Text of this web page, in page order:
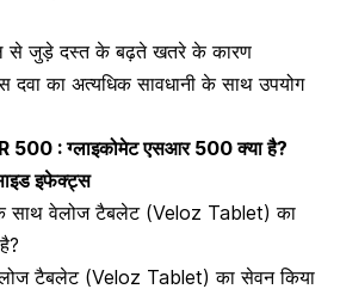
से जुड़े दस्त के बढ़ते खतरे के कारण
दवा का अत्यधिक सावधानी के साथ उपयोग
500 : ग्लाइकोमेट एसआर 500 क्या है?
इफेक्ट्स
के साथ वेलोज टैबलेट (Veloz Tablet) का
टैबलेट (Veloz Tablet) का सेवन किया